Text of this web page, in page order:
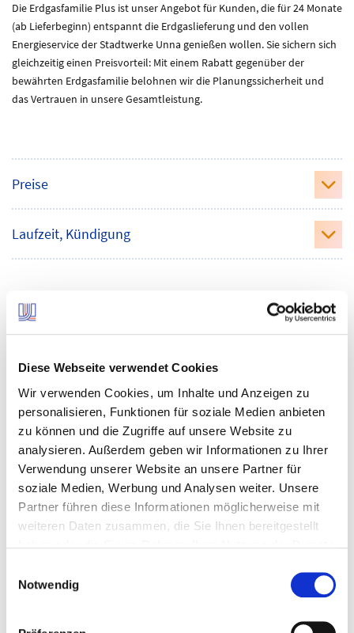
Diese Webseite verwendet Cookies
Wir verwenden Cookies, um Inhalte und Anzeigen zu
personalisieren, Funktionen für soziale Medien anbieten
zu können und die Zugriffe auf unsere Website zu
analysieren. Außerdem geben wir Informationen zu Ihrer
Verwendung unserer Website an unsere Partner für
soziale Medien, Werbung und Analysen weiter. Unsere
Partner führen diese Informationen möglicherweise mit
weiteren Daten zusammen, die Sie Ihnen bereitgestellt
Notwendig
Die Erdgasfamilie Plus ist unser Angebot für Kunden, die für 24 Monate
(ab Lieferbeginn) entspannt die Erdgaslieferung und den vollen
Energieservice der Stadtwerke Unna genießen wollen. Sie sichern sich
gleichzeitig einen Preisvorteil: Mit einem Rabatt gegenüber der
bewährten Erdgasfamilie belohnen wir die Planungssicherheit und
das Vertrauen in unsere Gesamtleistung.
Preise
Laufzeit, Kündigung
1 Monat Kündigungsfrist
Rechnungsstellung Per Post oder Online
3 % Bonus auf Ihre Vorauszahlung
AGB Erdgas
Datenschutz-Informationen